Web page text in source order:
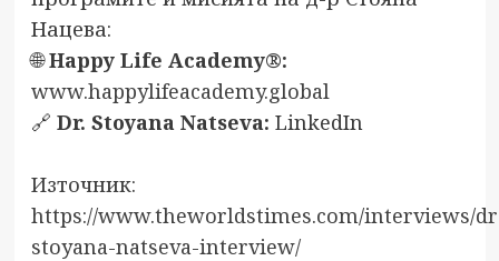
Нацева:
🌐Happy Life Academy®:
www.happylifeacademy.global
🔗 Dr. Stoyana Natseva: LinkedIn
Източник:
https://www.theworldstimes.com/interviews/
stoyana-natseva-interview/